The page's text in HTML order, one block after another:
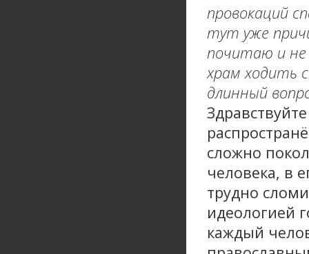
провокаций
тут уже
почитаю и не
храм ходить
длинный
сложно
человека, в
трудно
идеологией
каждый